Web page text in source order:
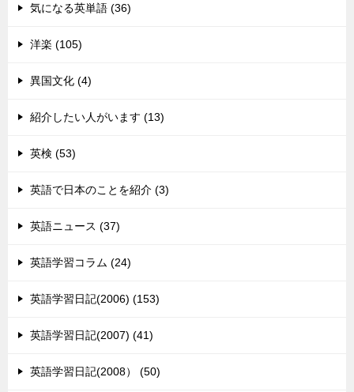
気になる英単語 (36)
洋楽 (105)
異国文化 (4)
紹介したい人がいます (13)
英検 (53)
英語で日本のことを紹介 (3)
英語ニュース (37)
英語学習コラム (24)
英語学習日記(2006) (153)
英語学習日記(2007) (41)
英語学習日記(2008） (50)